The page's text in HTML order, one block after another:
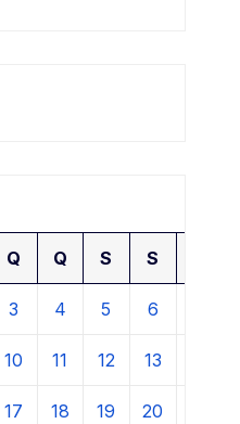
Q Q S S
3 4 5 6
10 11 12 13
17 18 19 20